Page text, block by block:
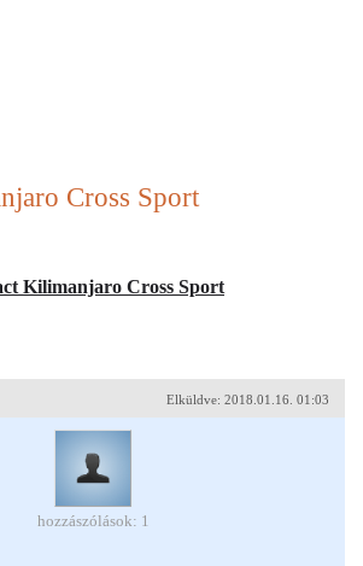
Cross Sport
Kilimanjaro Cross Sport
Elküldve: 2018.01.16. 01:03
hozzászólások: 1